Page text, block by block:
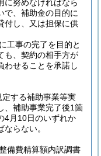
に努めなければなら
で、補助金の目的に
付し、又は担保に供
工事の完了を目的と
も、契約の相手方が
わせることを承諾し
定する補助事業等実
、補助事業完了後1箇
4月10日のいずれか
らない。
備費精算額内訳調書